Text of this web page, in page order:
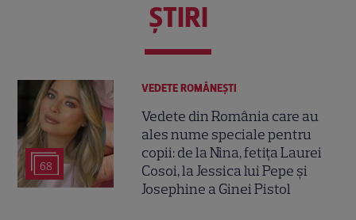
ŞTIRI
68
VEDETE ROMÂNEŞTI
Vedete din România care au
ales nume speciale pentru
copii: de la Nina, fetița Laurei
Cosoi, la Jessica lui Pepe și
Josephine a Ginei Pistol